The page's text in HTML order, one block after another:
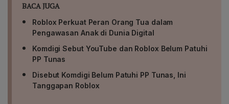
BACA JUGA
Roblox Perkuat Peran Orang Tua dalam
Pengawasan Anak di Dunia Digital
Komdigi Sebut YouTube dan Roblox Belum Patuhi
PP Tunas
Disebut Komdigi Belum Patuhi PP Tunas, Ini
Tanggapan Roblox